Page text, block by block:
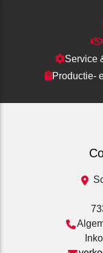
Service
Productie-